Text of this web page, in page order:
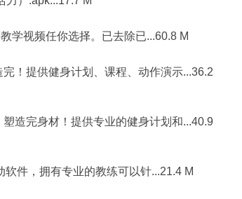
学视频任你选择。已去除已...60.8 M
！提供健身计划、课程、动作演示...36.2
造完身材！提供专业的健身计划和...40.9
件，拥有专业的教练可以针...21.4 M